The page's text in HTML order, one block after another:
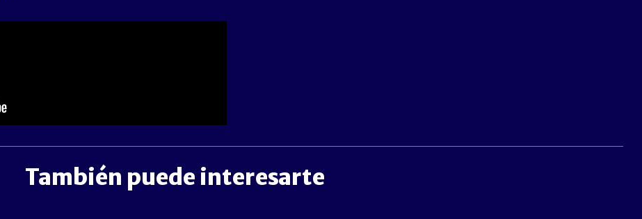
También puede interesarte